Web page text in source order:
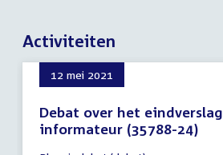
Activiteiten
12 mei 2021
Debat over het
informateur (35788-24)